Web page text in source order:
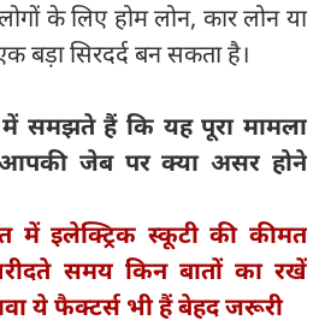
के लिए होम लोन, कार लोन या
बड़ा सिरदर्द बन सकता है।
समझते हैं कि यह पूरा मामला
जेब पर क्या असर होने
में इलेक्ट्रिक स्कूटी की कीमत
समय किन बातों का रखें
ये फैक्टर्स भी हैं बेहद जरूरी